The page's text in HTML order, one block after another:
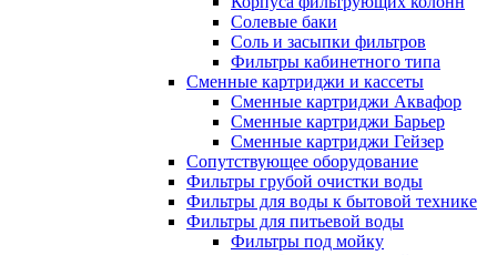
Солевые баки
Соль и засыпки фильтров
Фильтры кабинетного типа
Сменные картриджи и кассеты
Сменные картриджи Аквафор
Сменные картриджи Барьер
Сменные картриджи Гейзер
Сопутствующее оборудование
Фильтры грубой очистки воды
Фильтры для воды к бытовой технике
Фильтры для питьевой воды
Фильтры под мойку